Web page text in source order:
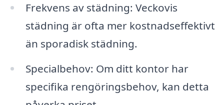
Frekvens av städning: Veckovis
städning är ofta mer kostnadseffektivt
än sporadisk städning.
Specialbehov: Om ditt kontor har
specifika rengöringsbehov, kan detta